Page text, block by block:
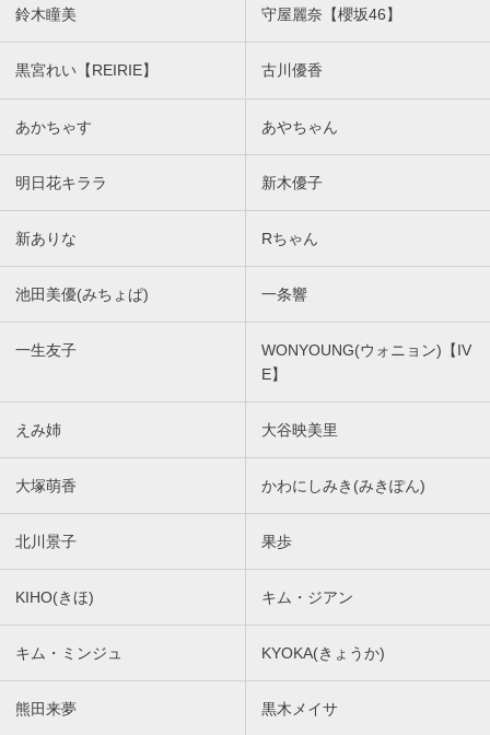
鈴木瞳美 守屋麗奈【櫻坂46】
黒宮れい【REIRIE】 古川優香
あかちゃす あやちゃん
明日花キララ 新木優子
新ありな Rちゃん
池田美優(みちょぱ) 一条響
一生友子
WONYOUNG(ウォニョン)【IV
E】
えみ姉 大谷映美里
大塚萌香 かわにしみき(みきぽん)
北川景子 果歩
KIHO(きほ) キム・ジアン
キム・ミンジュ KYOKA(きょうか)
熊田来夢 黒木メイサ